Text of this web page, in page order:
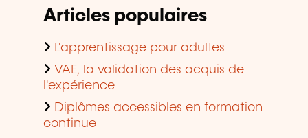
Articles populaires
L'apprentissage pour adultes
VAE, la validation des acquis de
l'expérience
Diplômes accessibles en formation
continue